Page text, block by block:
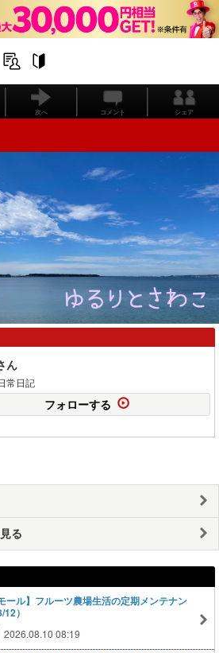
次へ コメント シェア
ん
常日記
フォローする
る
ール】フルーツ農場生活の定期メンテナン
）
2026.08.10 08:19